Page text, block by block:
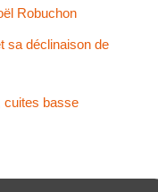
Robuchon
sa déclinaison de
cuites basse